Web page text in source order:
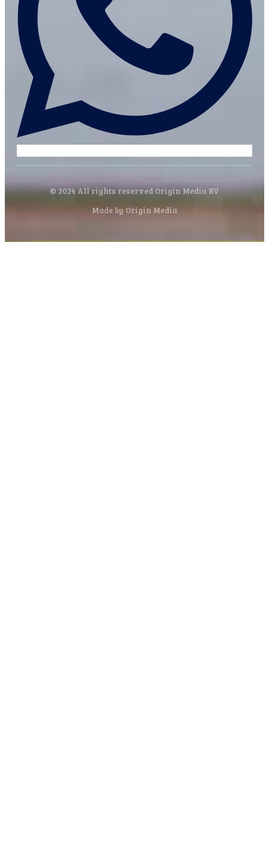
© 2024 All rights reserved Origin Media BV
Made by Origin Media